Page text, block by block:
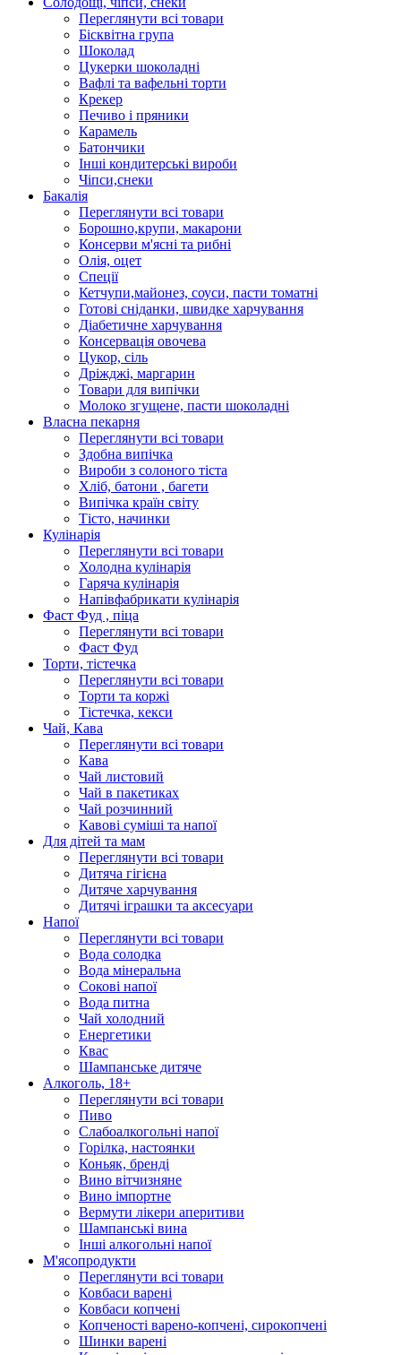
Переглянути всі товари
Бісквітна група
Шоколад
Цукерки шоколадні
Вафлі та вафельні торти
Крекер
Печиво і пряники
Карамель
Батончики
Інші кондитерські вироби
Чіпси,снеки
Бакалія
Переглянути всі товари
Борошно,крупи, макарони
Консерви м'ясні та рибні
Олія, оцет
Спеції
Кетчупи,майонез, соуси, пасти томатні
Готові сніданки, швидке харчування
Діабетичне харчування
Консервація овочева
Цукор, сіль
Дріжджі, маргарин
Товари для випічки
Молоко згущене, пасти шоколадні
Власна пекарня
Переглянути всі товари
Здобна випічка
Вироби з солоного тіста
Хліб, батони , багети
Випічка країн світу
Тісто, начинки
Кулінарія
Переглянути всі товари
Холодна кулінарія
Гаряча кулінарія
Напівфабрикати кулінарія
Фаст Фуд , піца
Переглянути всі товари
Фаст Фуд
Торти, тістечка
Переглянути всі товари
Торти та коржі
Тістечка, кекси
Чай, Кава
Переглянути всі товари
Кава
Чай листовий
Чай в пакетиках
Чай розчинний
Кавові суміші та напої
Для дітей та мам
Переглянути всі товари
Дитяча гігієна
Дитяче харчування
Дитячі іграшки та аксесуари
Напої
Переглянути всі товари
Вода солодка
Вода мінеральна
Сокові напої
Вода питна
Чай холодний
Енергетики
Квас
Шампанське дитяче
Алкоголь, 18+
Переглянути всі товари
Пиво
Слабоалкогольні напої
Горілка, настоянки
Коньяк, бренді
Вино вітчизняне
Вино імпортне
Вермути лікери аперитиви
Шампанські вина
Інші алкогольні напої
М'ясопродукти
Переглянути всі товари
Ковбаси варені
Ковбаси копчені
Копченості варено-копчені, сирокопчені
Шинки варені